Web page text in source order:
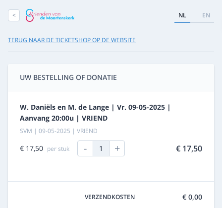
< NL EN
TERUG NAAR DE TICKETSHOP OP DE WEBSITE
UW BESTELLING OF DONATIE
W. Daniëls en M. de Lange | Vr. 09-05-2025 |
Aanvang 20:00u | VRIEND
SVM | 09-05-2025 | VRIEND
€ 17,50 per stuk - 1 + € 17,50
VERZENDKOSTEN € 0,00